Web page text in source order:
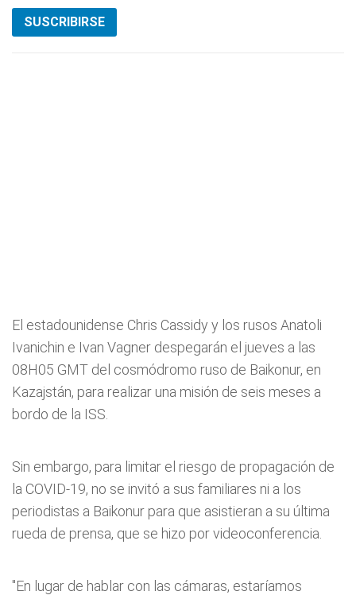
SUSCRIBIRSE
El estadounidense Chris Cassidy y los rusos Anatoli
Ivanichin e Ivan Vagner despegarán el jueves a las
08H05 GMT del cosmódromo ruso de Baikonur, en
Kazajstán, para realizar una misión de seis meses a
bordo de la ISS.
Sin embargo, para limitar el riesgo de propagación de
la COVID-19, no se invitó a sus familiares ni a los
periodistas a Baikonur para que asistieran a su última
rueda de prensa, que se hizo por videoconferencia.
"En lugar de hablar con las cámaras, estaríamos